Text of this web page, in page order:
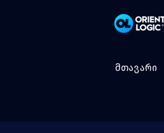
მთავარი